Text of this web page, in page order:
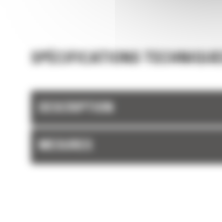
SPÉCIFICATIONS
DESCRIPTION
MESURES